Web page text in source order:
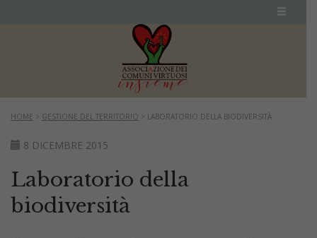
HOME > GESTIONE DEL TERRITORIO > LABORATORIO DELLA BIODIVERSITÀ
8 DICEMBRE 2015
Laboratorio della
biodiversità